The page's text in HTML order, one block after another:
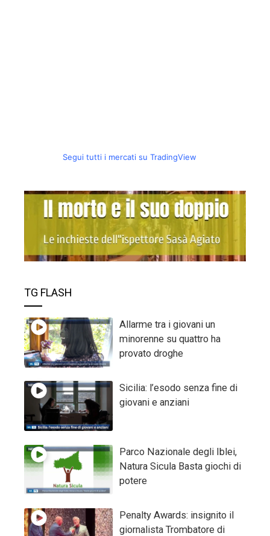
Segui tutti i mercati su TradingView
TG FLASH
Allarme tra i giovani un
minorenne su quattro ha
provato droghe
Sicilia: l’esodo senza fine di
giovani e anziani
Parco Nazionale degli Iblei,
Natura Sicula Basta giochi di
potere
Penalty Awards: insignito il
giornalista Trombatore di